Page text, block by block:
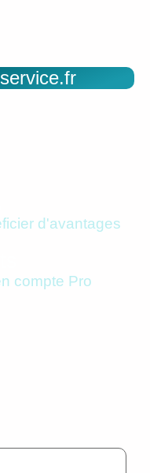
d'avantages
compte Pro